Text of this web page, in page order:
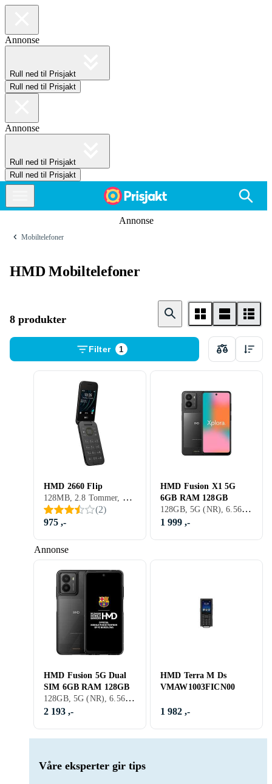
Annonse
Rull ned til Prisjakt
Rull ned til Prisjakt
Annonse
Rull ned til Prisjakt
Rull ned til Prisjakt
Annonse
Mobiltelefoner
HMD Mobiltelefoner
8 produkter
Filter 1
Annonse
Våre eksperter gir tips
HMD 2660 Flip
128MB, 2.8 Tommer, 64MB, 2025
(2)
975 ,-
HMD Fusion X1 5G
6GB RAM 128GB
128GB, 5G (NR), 6.56 Tommer, 6GB, 2024
1 999 ,-
HMD Fusion 5G Dual
SIM 6GB RAM 128GB
128GB, 5G (NR), 6.56 Tommer, 6GB, 2024
2 193 ,-
HMD Terra M Ds
VMAW1003FICN00
1 982 ,-